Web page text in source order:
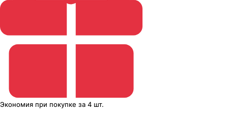
Экономия при покупке за 4 шт.